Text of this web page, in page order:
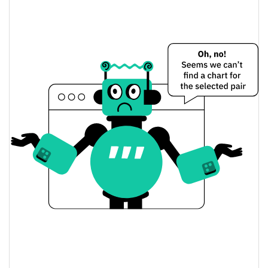
Abertura / Fecho de
$<0.000001 / $<0.000001
A mudança de ontem
Volume de ontem
Histórico do preço do DogeFork
7 dias Baixa / 7 dias Alta $<0.000001 / $<0.000001